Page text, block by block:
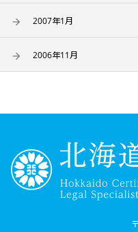
2007年1月
2006年11月